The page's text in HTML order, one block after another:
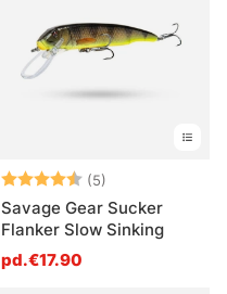
Note: (5)
Savage Gear Sucker
Flanker Slow Sinking
pd.€17.90